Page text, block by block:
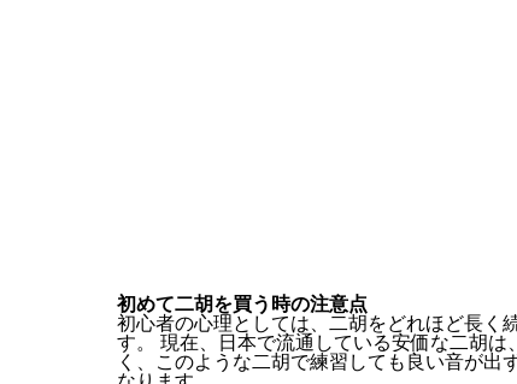
初めて二胡を買う時の注意点
初心者の心理としては、二胡をどれほど長く
す。 現在、日本で流通している安価な二胡
く、このような二胡で練習しても良い音が出